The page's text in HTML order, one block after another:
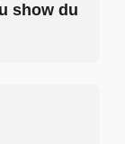
show du